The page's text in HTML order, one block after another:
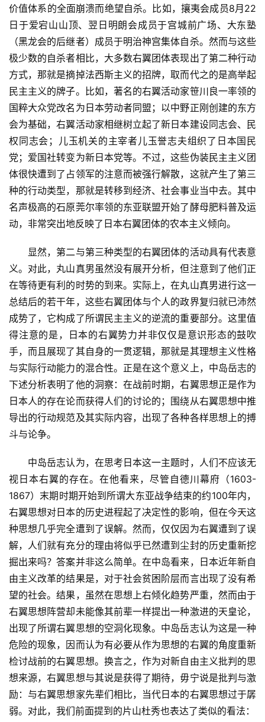
价值体系的全面崩溃而绝望自杀。比如，攘夷会成员8月22
日于爱宕山山顶、翌日明朗会成员于宫城前广场、大东塾
（黑龙会的后继者）成员于明治神宫集体自杀。然而与这些
极少数的自杀者相比，大多数右翼团体表现出了第二种行动
方式，那就是摘掉法西斯主义的招牌，取而代之的是高举起
民主主义的牌子。比如，著名的右翼活动家笹川良一率领的
国粹大众党改名为日本劳动者同盟；以中野正刚创建的东方
会为基础，右翼活动家相继树立起了新日本建设同志会、民
权同志会；儿玉机关的主宰者儿玉誉志夫组织了日本国民
党；爱国社转变为新日本党等。不过，这些伪装民主主义团
体很快遭到了占领军的注意而被强行解散，这就产生了第三
种的行动类型，那就是转移到经济、社会事业当中去。其中
名声极高的石原莞尔率领的东亚联盟开始了酵母肥料普及运
动，非常突出地反映了日本右翼团体的农本主义倾向。
显然，第二与第三种类型的右翼团体的活动具有代表意
义。对此，丸山真男虽然没有展开分析，但注意到了他们正
在等待更有利的时势的到来。实际上，在丸山真男进行这一
总结后的若干年，这些右翼团体与个人的政界复归就已沛然
成势了，它构成了所谓民主主义的逆流的重要部分。这里值
得注意的是，日本的右翼势力并非仅仅是意识形态的鼓吹
手，而且展现了其自身的一贯逻辑，那就是其理想主义性格
与实际行动能力的混合性。正是在这个意义上，中岛岳志的
下述分析表明了他的洞察：在战前时期，右翼思想正是作为
日本人的存在论而获得人们的讨论的；围绕从右翼思想中推
导出的行动规范及其实际内容，出现了各种各样思想上的搏
斗与论争。
中岛岳志认为，在思考日本这一主题时，人们不应该无
视日本右翼的存在。在他看来，尽管自德川幕府（1603-
1867）末期时期开始到所谓大东亚战争结束的约100年内，
右翼思想对日本的历史进程起了决定性的影响，但在今天这
种思想几乎完全遭到了误解。然而，仅仅因为右翼遭到了误
解，人们就有充分的理由将似乎已然遭到尘封的历史重新挖
掘出来吗？答案并非这么简单。在中岛看来，日本近年新自
由主义改革的结果是，对于社会贫困阶层而言出现了没有希
望的社会。结果，虽然在思想上右倾化趋势严重，然而由于
右翼思想阵营却未能像其前辈一样提出一种激进的天皇论，
出现了所谓右翼思想的空洞化现象。中岛岳志认为这是一种
危险的现象，因而认为有必要从作为思想的右翼的角度重新
检讨战前的右翼思想。换言之，作为对新自由主义批判的思
想来源，右翼思想与其说是获得了期待，毋宁说是批判与激
励：与右翼思想家先辈们相比，当代日本的右翼思想过于孱
弱。对此，我们前面提到的片山杜秀也表达了类似的看法：